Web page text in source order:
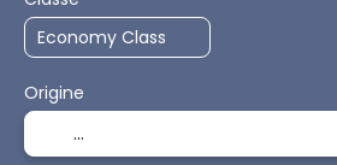
Origine